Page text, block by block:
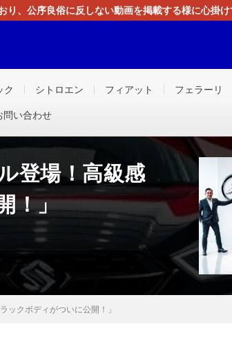
、公序良俗に反しない動画を掲載する様に心掛
ク シトロエン フィアット フェラーリ
問い合わせ
登場！高級感
！」
ックボディがついに公開！」